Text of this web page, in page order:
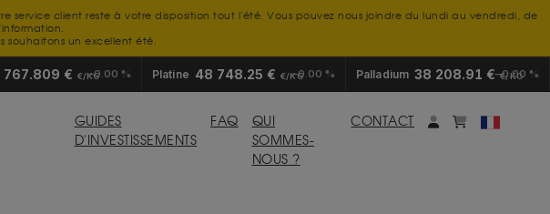
service client reste à votre disposition tout l'été. Vous pouvez nous joindre du lundi au vendredi, de
souhaitons un excellent été.
767.809 € €/KG0.00 % Platine 48 748.25 € €/KG0.00 % Palladium 38 208.91 €€/KG
0.00 %
GUIDES
D'INVESTISSEMENTS
FAQ
QUI
SOMMES-
NOUS ?
CONTACT Mon compte
monpanier